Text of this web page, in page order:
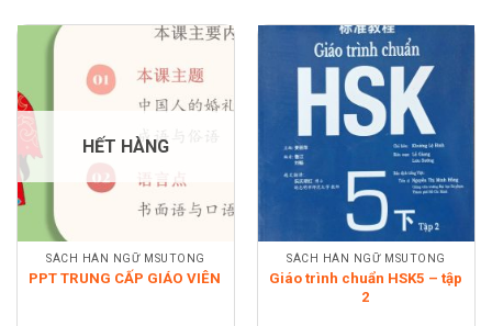
HẾT HÀNG
SÁCH HÁN NGỮ MSUTONG
PPT TRUNG CẤP GIÁO VIÊN
SÁCH HÁN NGỮ MSUTONG
Giáo trình chuẩn HSK5 – tập
2